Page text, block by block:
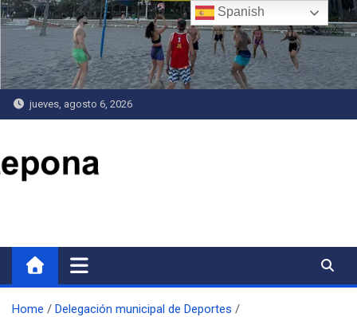
Saltar
al
contenido
jueves, agosto 6, 2026
Home
Delegación municipal de Deportes
Spanish